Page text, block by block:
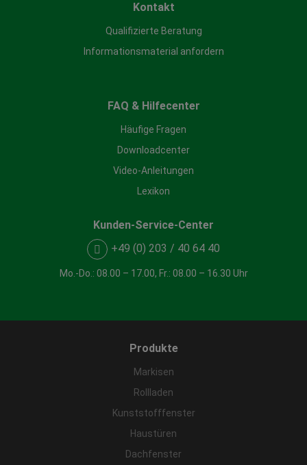
Kontakt
Qualifizierte Beratung
Informationsmaterial anfordern
FAQ & Hilfecenter
Häufige Fragen
Downloadcenter
Video-Anleitungen
Lexikon
Kunden-Service-Center
+49 (0) 203 / 40 64 40
Mo.-Do.: 08.00 – 17.00, Fr.: 08.00 – 16.30 Uhr
Produkte
Markisen
Rollladen
Kunststofffenster
Haustüren
Dachfenster